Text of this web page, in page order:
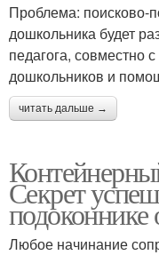
Проблема: поисково-
дошкольника будет
педагога, совместно
дошкольников и
читать дальше →
Секрет
подоконнике
Любое начинание